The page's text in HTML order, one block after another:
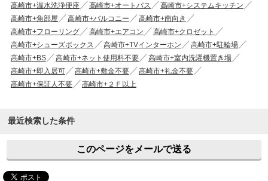
高崎市+温水洗浄便座
高崎市+オートバス
高崎市+システムキッチン
高崎市+角部屋
高崎市+バルコニー
高崎市+南向き
高崎市+フローリング
高崎市+エアコン
高崎市+クロゼット
高崎市+シューズボックス
高崎市+TVインターホン
高崎市+駐輪場
高崎市+BS
高崎市+ネット使用料不要
高崎市+室内洗濯機置き場
高崎市+即入居可
高崎市+敷金不要
高崎市+礼金不要
高崎市+保証人不要
高崎市+２Ｆ以上
最近検索した条件
このページをメールで送る